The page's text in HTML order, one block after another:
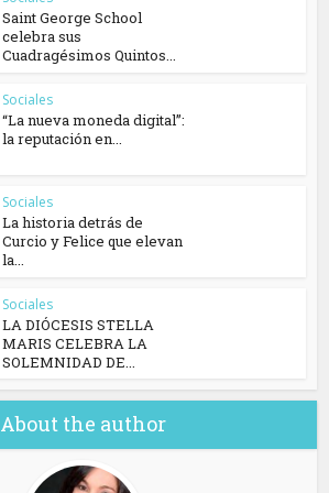
Saint George School
celebra sus
Cuadragésimos Quintos...
Sociales
“La nueva moneda digital”:
la reputación en...
Sociales
La historia detrás de
Curcio y Felice que elevan
la...
Sociales
​LA DIÓCESIS STELLA
MARIS CELEBRA LA
SOLEMNIDAD DE...
About the author